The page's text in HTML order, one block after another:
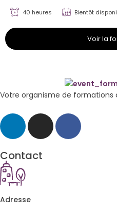
40 heures Bientôt
Voir la
Votre organisme de formations
Contact
Adresse